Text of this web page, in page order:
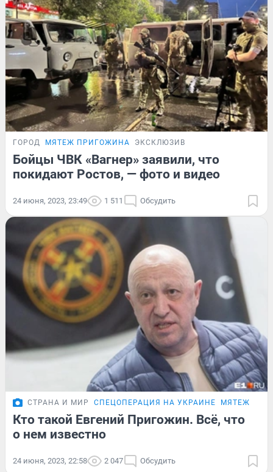
ГОРОД МЯТЕЖ ПРИГОЖИНА ЭКСКЛЮЗИВ
Бойцы ЧВК «Вагнер» заявили, что
покидают Ростов, — фото и видео
24 июня, 2023, 23:49 1 511 Обсудить
СТРАНА И МИР СПЕЦОПЕРАЦИЯ НА УКРАИНЕ МЯТЕЖ
Кто такой Евгений Пригожин. Всё, что
о нем известно
24 июня, 2023, 22:58 2 047 Обсудить